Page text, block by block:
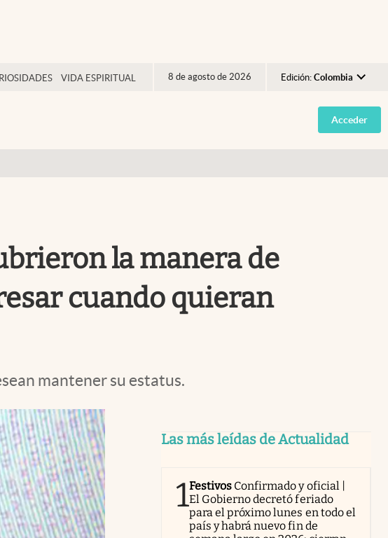
VIDA ESPIRITUAL 8 de agosto de 2026 Edición: Colombia
Argentina
España
Acceder
la manera de
cuando quieran
mantener su estatus.
Las más leídas de Actualidad
1Festivos Confirmado y oficial |
El Gobierno decretó feriado
para el próximo lunes en todo el
país y habrá nuevo fin de